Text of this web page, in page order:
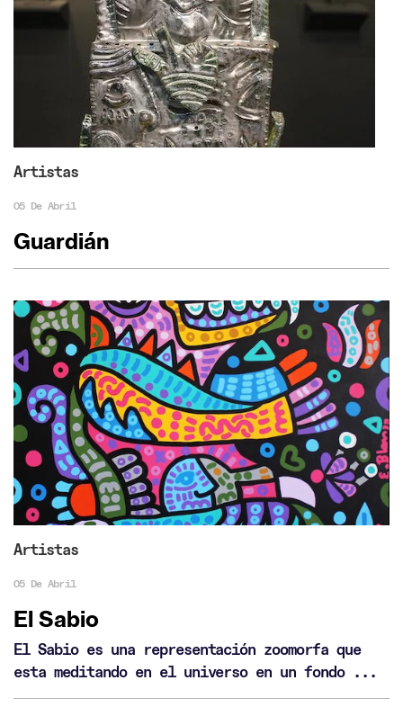
Artistas
05 De Abril
Guardián
Artistas
05 De Abril
El Sabio
El Sabio es una representación zoomorfa que
esta meditando en el universo en un fondo ...